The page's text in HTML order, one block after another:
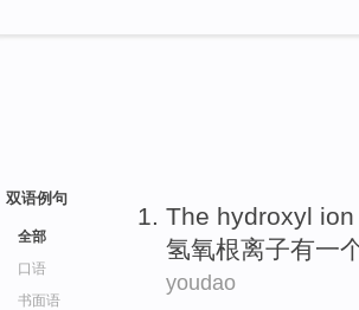
双语例句
全部
口语
书面语
The hydroxyl ion
氢氧根离子有一
youdao